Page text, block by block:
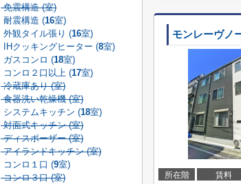
モンレーヴノ
所在階 賃料
免震構造 (室)
耐震構造 (16室)
外観タイル張り (16室)
IHクッキングヒーター (8室)
ガスコンロ (18室)
コンロ２口以上 (17室)
冷蔵庫あり (室)
食器洗い乾燥機 (室)
システムキッチン (18室)
対面式キッチン (室)
ディスポーザー (室)
アイランドキッチン (室)
コンロ１口 (9室)
コンロ３口 (室)